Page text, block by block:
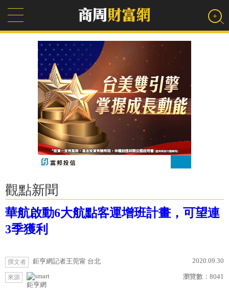
觀點新聞
華航啟動6大航點客運增班計畫，可望連
3季獲利
撰文者 鉅亨網記者王莞甯 台北 2020.09.30
來源
鉅亨網
瀏覽數： 8041